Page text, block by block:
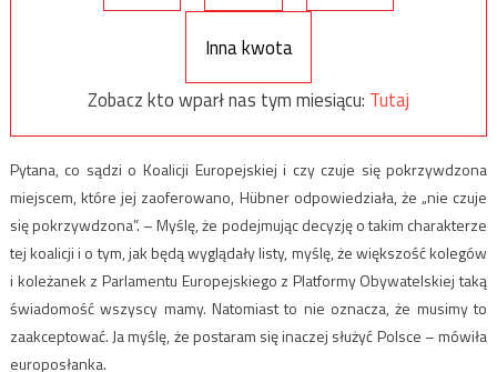
Inna kwota
Zobacz kto wparł nas tym miesiącu: Tutaj
Pytana, co sądzi o Koalicji Europejskiej i czy czuje się pokrzywdzona
miejscem, które jej zaoferowano, Hübner odpowiedziała, że „nie czuje
się pokrzywdzona”. – Myślę, że podejmując decyzję o takim charakterze
tej koalicji i o tym, jak będą wyglądały listy, myślę, że większość kolegów
i koleżanek z Parlamentu Europejskiego z Platformy Obywatelskiej taką
świadomość wszyscy mamy. Natomiast to nie oznacza, że musimy to
zaakceptować. Ja myślę, że postaram się inaczej służyć Polsce – mówiła
europosłanka.